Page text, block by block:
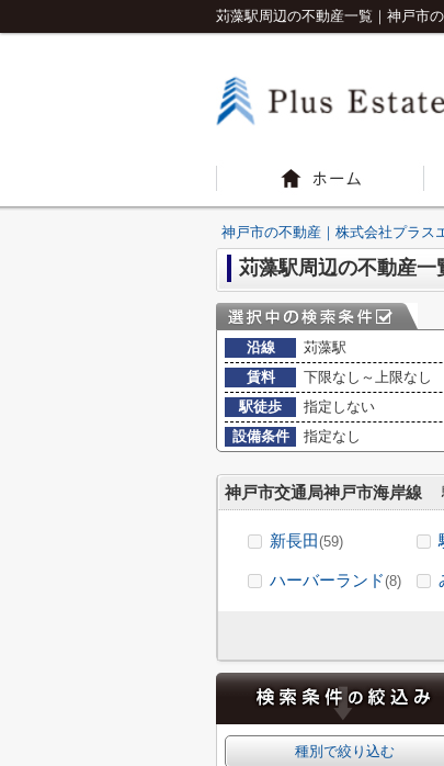
苅藻駅周辺の不動産一覧｜神戸市
神戸市の不動産｜株式会社プラス
苅藻駅周辺の不動産一
沿線
苅藻駅
賃料
下限なし～上限なし
駅徒歩
指定しない
設備条件
指定なし
神戸市交通局神戸市海岸線
新長田(59)
ハーバーランド(8)
種別で絞り込む